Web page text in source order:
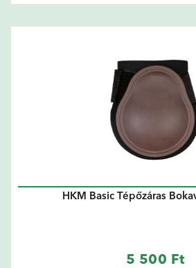
HKM Basic Tépőzáras
5 500 Ft